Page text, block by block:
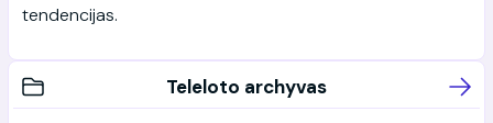
tendencijas.
Teleloto archyvas